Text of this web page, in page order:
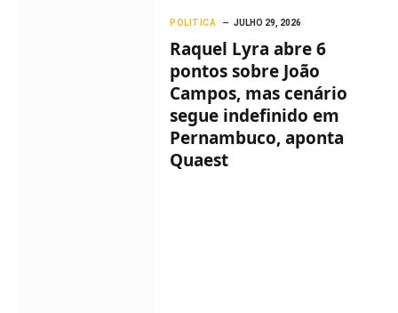
POLITICA JULHO 29, 2026
Raquel Lyra abre 6
pontos sobre João
Campos, mas cenário
segue indefinido em
Pernambuco, aponta
Quaest